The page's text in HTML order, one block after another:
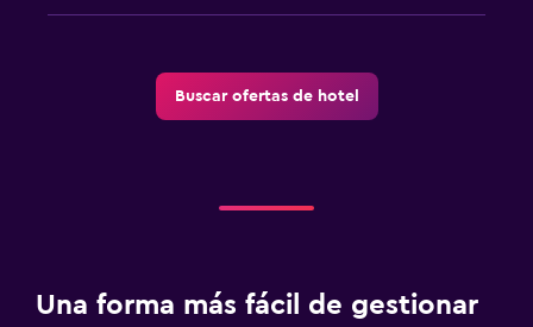
Comedor
Desayuno en la habitaciónBuscar ofertas de hotel
Una forma más fácil de gestionar